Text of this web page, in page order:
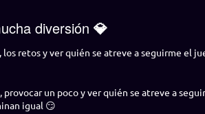
diversión 💎
retos y ver quién se atreve a seguirme el
un poco y ver quién se atreve a
igual 😏